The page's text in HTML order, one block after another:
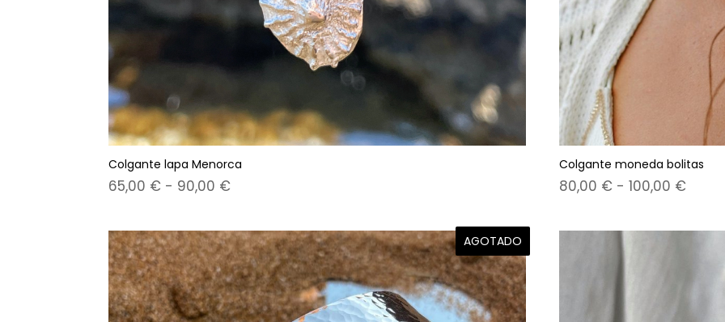
Colgante lapa Menorca
65,00 € - 90,00 €Rango
precios:
desde
65,00 €
hasta
90,00 €
Colgante moneda bolitas
80,00 € - 100,00 €Rango
AGOTADO